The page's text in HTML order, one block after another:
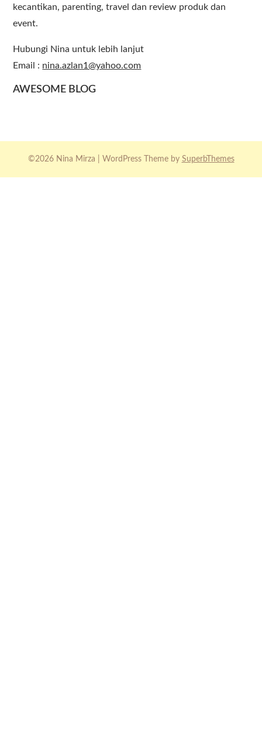
kecantikan, parenting, travel dan review produk dan
event.
Hubungi Nina untuk lebih lanjut
Email : nina.azlan1@yahoo.com
AWESOME BLOG
©2026 Nina Mirza | WordPress Theme by SuperbThemes